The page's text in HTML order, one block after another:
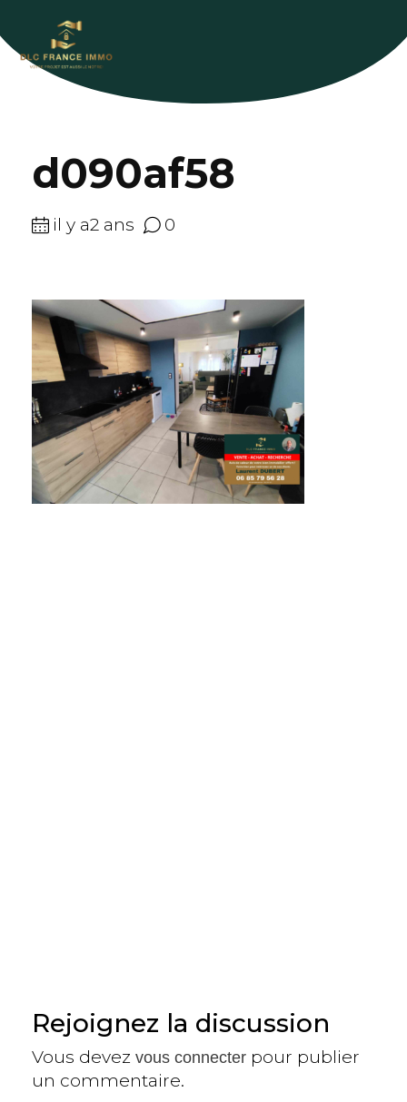
d090af58
il y a2 ans 0
Rejoignez la discussion
Vous devez vous connecter pour publier
un commentaire.